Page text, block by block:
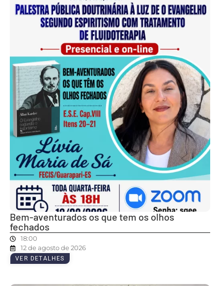
Bem-aventurados os que tem os olhos
fechados
18:00
12 de agosto de 2026
VER DETALHES